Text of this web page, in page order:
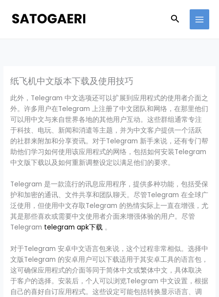
content
Search
纸飞机中文版本下载及使用技巧
此外，Telegram 中文选项还可以扩展到应用程式的使用者介面之
外。许多用户在Telegram 上注册了中文团队和网络，在那里他们
可以用中文与来自世界各地的其他用户互动。这些群组通常专注
于科技、电玩、新闻和消遣等主题，并为中文客户提供一个活跃
的社群来附加和分享资讯。对于Telegram 新手来说，还有专门帮
助他们学习如何使用该应用程式的网络，包括如何安装Telegram
中文版下载以及如何重新调整设定以满足他们的要求。
Telegram 是一款流行的讯息应用程序，提供多种功能，包括受保
护和加密的通讯、文件共享和团队聊天。尽管Telegram 在全球广
泛使用，但使用中文存取Telegram 的热情实际上一直在增强，尤
其是那些喜欢或需要中文使用者介面来增强体验的用户。尽管
Telegram telegram apk下载 。
对于Telegram 安卓中文语言包来说，这个过程非常相似。选择中
文版Telegram 的安卓用户可以下载适用于其安卓工具的语言包，
这可确保应用程式的介面等同于简体中文或繁体中文，具体取决
于客户的选择。安装后，个人可以浏览Telegram 中文设置，根据
自己的喜好自订应用程式。这些设定可能包括转换显示语言、调